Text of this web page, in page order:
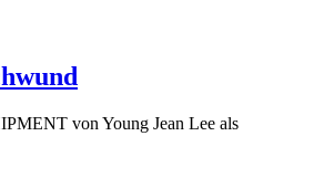
von Young Jean Lee als